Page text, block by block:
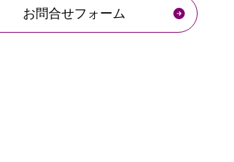
お問合せフォーム